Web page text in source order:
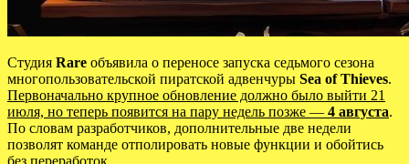
Студия Rare объявила о переносе запуска седьмого сезона
многопользовательской пиратской адвенчуры Sea of Thieves.
Первоначально крупное обновление должно было выйти 21
июля, но теперь появится на пару недель позже — 4 августа.
По словам разработчиков, дополнительные две недели
позволят команде отполировать новые функции и обойтись
без переработок.